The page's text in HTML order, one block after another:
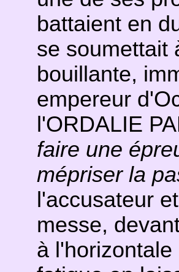
battaient en
se soumettait
bouillante,
empereur
l'ORDALIE
faire une
mépriser la
l'accusateur
messe,
à